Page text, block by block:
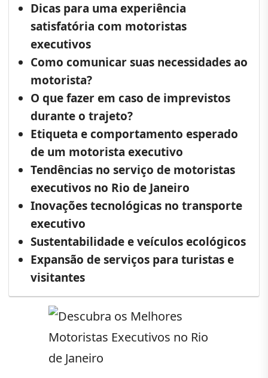
Dicas para uma experiência
satisfatória com motoristas
executivos
Como comunicar suas necessidades ao
motorista?
O que fazer em caso de imprevistos
durante o trajeto?
Etiqueta e comportamento esperado
de um motorista executivo
Tendências no serviço de motoristas
executivos no Rio de Janeiro
Inovações tecnológicas no transporte
executivo
Sustentabilidade e veículos ecológicos
Expansão de serviços para turistas e
visitantes